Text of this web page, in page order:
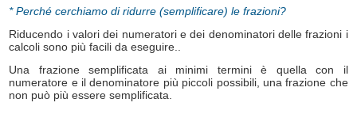
* Perché cerchiamo di ridurre (semplificare) le frazioni?
Riducendo i valori dei numeratori e dei denominatori delle frazioni i
calcoli sono più facili da eseguire..
Una frazione semplificata ai minimi termini è quella con il
numeratore e il denominatore più piccoli possibili, una frazione che
non può più essere semplificata.